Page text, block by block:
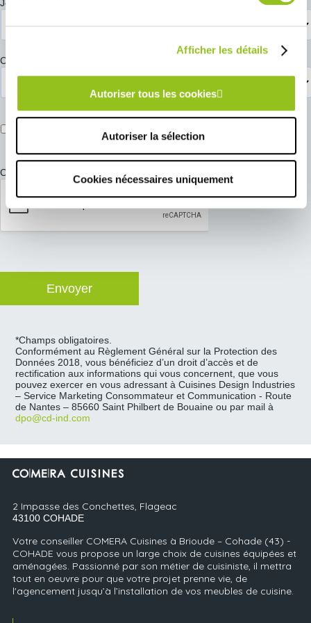
Afficher les détails
Autoriser tous les cookies
Autoriser la sélection
Cookies nécessaires uniquement
Jour de préférence pour votre RDV
Créneau de préférence pour votre RDV
J’accepte de recevoir des informations commerciales de la
part de COMERA Cuisines.
CAPTCHA
*Champs obligatoires.
Conformément au Règlement Général sur la Protection des
Données 2018, vous bénéficiez d’un droit d’accès et de
rectification aux informations qui vous concernent, que vous
pouvez exercer en vous adressant à Cuisines Design Industries
– Service Marketing Consommateur et Communication - Route
de Nantes – 85660 Saint Philbert de Bouaine ou par mail à
dpo@cd-ind.com
2 Impasse des Conchettes, Flageac
43100 COHADE
Votre conseiller COMERA Cuisines à Brioude – Cohade (43) -
COHADE vous propose un large choix de cuisines équipées et
aménagées. Passionné par son métier de cuisiniste, il mettra
tout en oeuvre pour que votre projet prenne vie, de
l'agencement jusqu’à l’installation de vos meubles de cuisine.